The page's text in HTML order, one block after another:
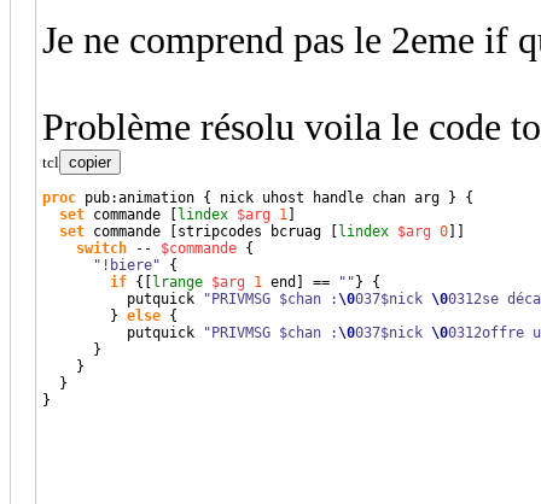
Je ne comprend pas le 2eme if
Problème résolu voila le code
tcl copier
proc pub:animation { nick uhost handle chan arg }
{
set commande [lindex $arg 1]
set commande [stripcodes bcruag [lindex $arg 0] ]
switch -- $commande {
"!biere"
{
if { [lrange $arg 1 end ] == ""}
{
          putquick
"PRIVMSG $chan :\0037$nick \00312se
} else {
          putquick
"PRIVMSG $chan :\0037$nick \00312offre
}
}
}
}